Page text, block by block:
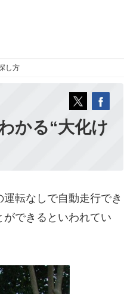
し方
かる“大化け
転なしで自動走行でき
できるといわれてい